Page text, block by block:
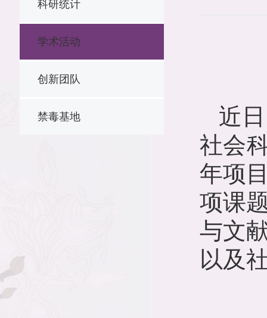
科研统计
学术活动
创新团队
禁毒基地
近
社会
年项
项课
与文
以及